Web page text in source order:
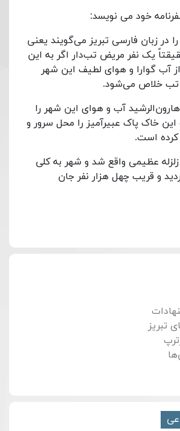
خود می نویسد:
در زبان فارسی تبریز می‌گویند یعنی
یک نفر مریض تب‌دار اگر به این
آب گوارا و هوای لطیف این شهر
تب خلاص می‌شود.
آب و هوای این شهر را
این خاک پاک عبیرآمیز را محل سرور و
است.
زلزله عظیمی واقع شد و شهر به کلی
و قریب چهل هزار نفر جان
تبریز